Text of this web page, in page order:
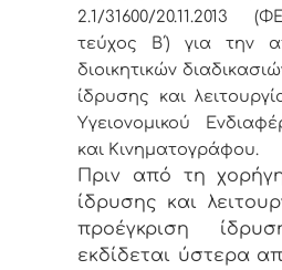
2.1/31600/20.11.2013
τεύχος Β΄) για την
διοικητικών
ίδρυσης και
Υγειονομικού
και Κινηματογράφου.
Πριν από τη
ίδρυσης και
προέγκριση
εκδίδεται ύστερα